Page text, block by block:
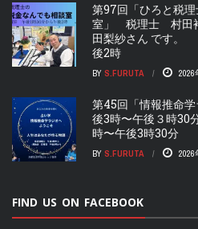
第97回「ひろと税
室」 税理士 村田
田梨紗さん です。
後2時
BY S.FURUTA 2026
第45回「情報推命
後3時〜午後３時
時〜午後3時30分
BY S.FURUTA 2026
FIND US ON FACEBOOK